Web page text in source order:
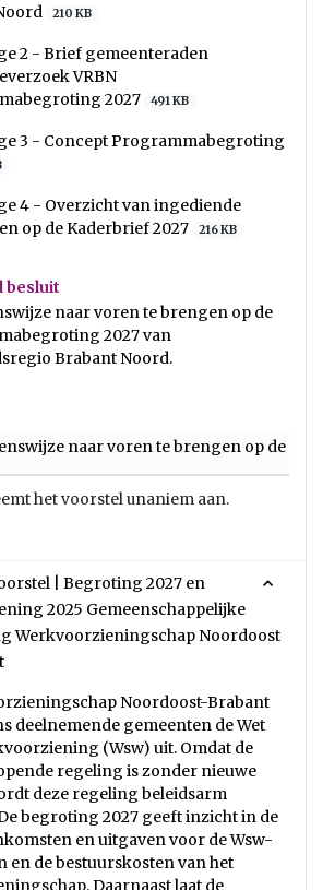
210 KB
2 - Brief gemeenteraden
VRBN
2027
491 KB
3 - Concept Programmabegroting
4 - Overzicht van ingediende
op de Kaderbrief 2027
216 KB
besluit
naar voren te brengen op de
2027 van
Brabant Noord.
naar voren te brengen op de
het voorstel unaniem aan.
| Begroting 2027 en
2025 Gemeenschappelijke
Werkvoorzieningschap Noordoost
Noordoost-Brabant
deelnemende gemeenten de Wet
(Wsw) uit. Omdat de
regeling is zonder nieuwe
deze regeling beleidsarm
begroting 2027 geeft inzicht in de
en uitgaven voor de Wsw-
en de bestuurskosten van het
Daarnaast laat de